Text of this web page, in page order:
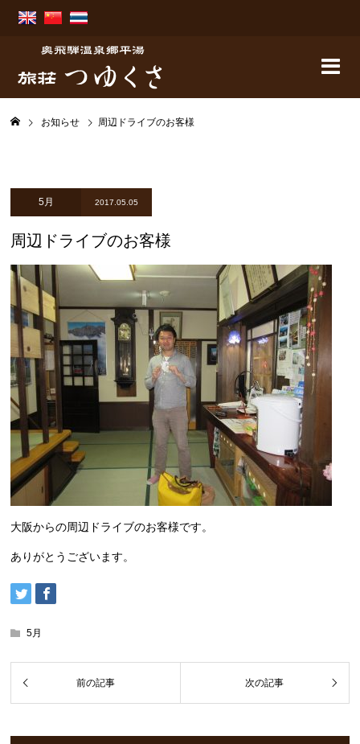
お知らせ 周辺ドライブのお客様
5月 2017.05.05
周辺ドライブのお客様
大阪からの周辺ドライブのお客様です。
ありがとうございます。
5月